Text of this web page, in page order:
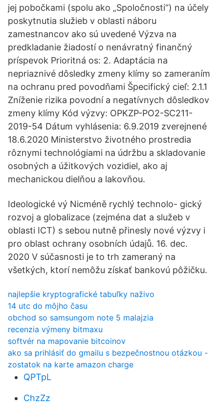
jej pobočkami (spolu ako „Spoločnosti“) na účely
poskytnutia služieb v oblasti náboru
zamestnancov ako sú uvedené Výzva na
predkladanie žiadostí o nenávratný finančný
príspevok Prioritná os: 2. Adaptácia na
nepriaznivé dôsledky zmeny klímy so zameraním
na ochranu pred povodňami Špecifický cieľ: 2.1.1
Zníženie rizika povodní a negatívnych dôsledkov
zmeny klímy Kód výzvy: OPKZP-PO2-SC211-
2019-54 Dátum vyhlásenia: 6.9.2019 zverejnené
18.6.2020 Ministerstvo životného prostredia
rôznymi technológiami na údržbu a skladovanie
osobných a úžitkových vozidiel, ako aj
mechanickou dielňou a lakovňou.
Ideologické vý Nicméně rychlý technolo- gický
rozvoj a globalizace (zejména dat a služeb v
oblasti ICT) s sebou nutně přinesly nové výzvy i
pro oblast ochrany osobních údajů. 16. dec.
2020 V súčasnosti je to trh zameraný na
všetkých, ktorí nemôžu získať bankovú pôžičku.
najlepšie kryptografické tabuľky naživo
14 utc do môjho času
obchod so samsungom note 5 malajzia
recenzia výmeny bitmaxu
softvér na mapovanie bitcoinov
ako sa prihlásiť do gmailu s bezpečnostnou otázkou -
zostatok na karte amazon charge
QPTpL
ChzZz